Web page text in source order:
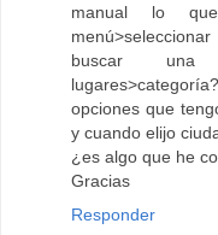
manual lo
buscar una
opciones que
y cuando elijo
¿es algo que he
Gracias
Responder